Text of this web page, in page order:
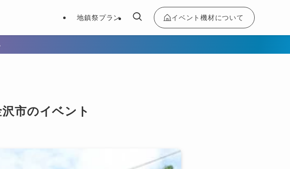
地鎮祭プラン イベント機材について
市のイベント